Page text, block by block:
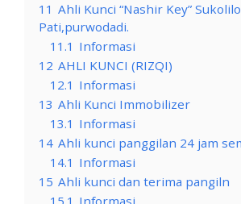
11 Ahli Kunci “Nashir Key” Sukolilo
Pati,purwodadi.
11.1 Informasi
12 AHLI KUNCI (RIZQI)
12.1 Informasi
13 Ahli Kunci Immobilizer
13.1 Informasi
14 Ahli kunci panggilan 24 jam
14.1 Informasi
15 Ahli kunci dan terima pangiln